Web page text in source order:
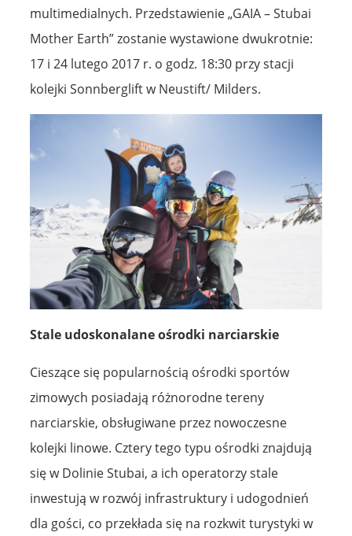
multimedialnych. Przedstawienie „GAIA – Stubai
Mother Earth” zostanie wystawione dwukrotnie:
17 i 24 lutego 2017 r. o godz. 18:30 przy stacji
kolejki Sonnberglift w Neustift/ Milders.
Stale udoskonalane ośrodki narciarskie
Cieszące się popularnością ośrodki sportów
zimowych posiadają różnorodne tereny
narciarskie, obsługiwane przez nowoczesne
kolejki linowe. Cztery tego typu ośrodki znajdują
się w Dolinie Stubai, a ich operatorzy stale
inwestują w rozwój infrastruktury i udogodnień
dla gości, co przekłada się na rozkwit turystyki w